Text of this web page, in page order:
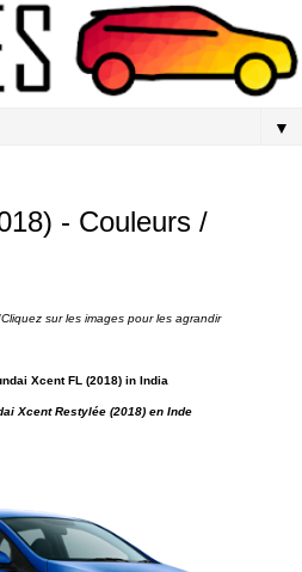
▼
- Couleurs /
Cliquez sur les images pour les agrandir
Xcent FL (2018) in India
Xcent Restylée (2018) en Inde